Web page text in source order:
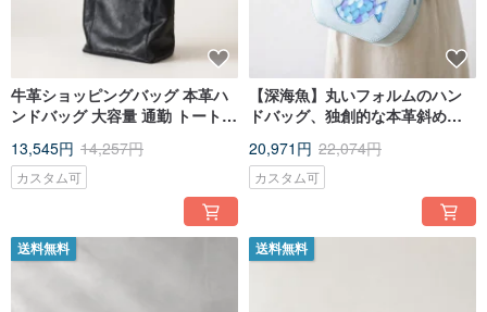
牛革ショッピングバッグ 本革ハ
ンドバッグ 大容量 通勤 トートバ
バッグ
13,545円 14,257円
カスタム可
【深海魚】丸いフォルムのハン
ドバッグ、独創的な本革斜めが
個性が光るレディースバッグ。
ギフトにもおすすめ。
20,971円 22,074円
カスタム可
送料無料 送料無料